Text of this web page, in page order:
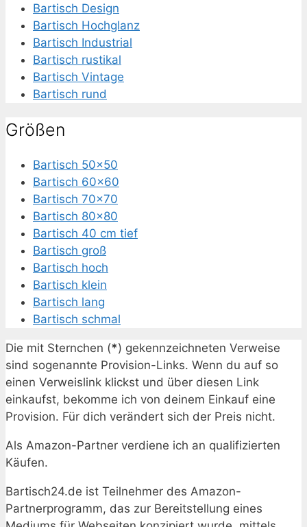
Bartisch Design
Bartisch Hochglanz
Bartisch Industrial
Bartisch rustikal
Bartisch Vintage
Bartisch rund
Größen
Bartisch 50×50
Bartisch 60×60
Bartisch 70×70
Bartisch 80×80
Bartisch 40 cm tief
Bartisch groß
Bartisch hoch
Bartisch klein
Bartisch lang
Bartisch schmal
Die mit Sternchen (*) gekennzeichneten Verweise
sind sogenannte Provision-Links. Wenn du auf so
einen Verweislink klickst und über diesen Link
einkaufst, bekomme ich von deinem Einkauf eine
Provision. Für dich verändert sich der Preis nicht.
Als Amazon-Partner verdiene ich an qualifizierten
Käufen.
Bartisch24.de ist Teilnehmer des Amazon-
Partnerprogramm, das zur Bereitstellung eines